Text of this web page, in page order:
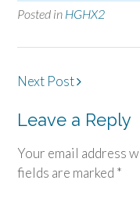
Posted in HGHX2
Post
Next Post
Leave a Reply
Your email address
fields are marked *